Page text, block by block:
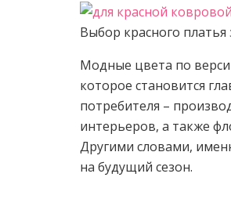
Выбор красного
Модные цвета по
которое становится
потребителя –
интерьеров, а также
Другими словами,
на будущий сезон.